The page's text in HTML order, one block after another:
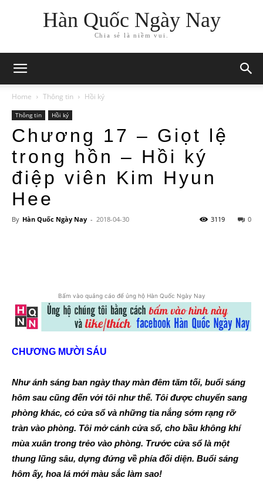
Hàn Quốc Ngày Nay
Chia sẻ là niềm vui.
Home Thông tin Hồi ký
Thông tin Hồi ký
Chương 17 – Giọt lệ
trong hồn – Hồi ký
điệp viên Kim Hyun
Hee
By Hàn Quốc Ngày Nay - 2018-04-30 0
3119
Bấm vào quảng cáo để ủng hộ Hàn Quốc Ngày Nay
CHƯƠNG MƯỜI SÁU
Như ánh sáng ban ngày thay màn đêm tăm tối, buổi sáng
hôm sau cũng đến với tôi như thế. Tôi được chuyển sang
phòng khác, có cửa sổ và những tia nắng sớm rạng rỡ
tràn vào phòng. Tôi mở cánh cửa sổ, cho bầu không khí
mùa xuân trong trẻo vào phòng. Trước cửa sổ là một
thung lũng sâu, dựng đứng về phía đối diện. Buổi sáng
hôm ấy, hoa lá mới màu sắc làm sao!